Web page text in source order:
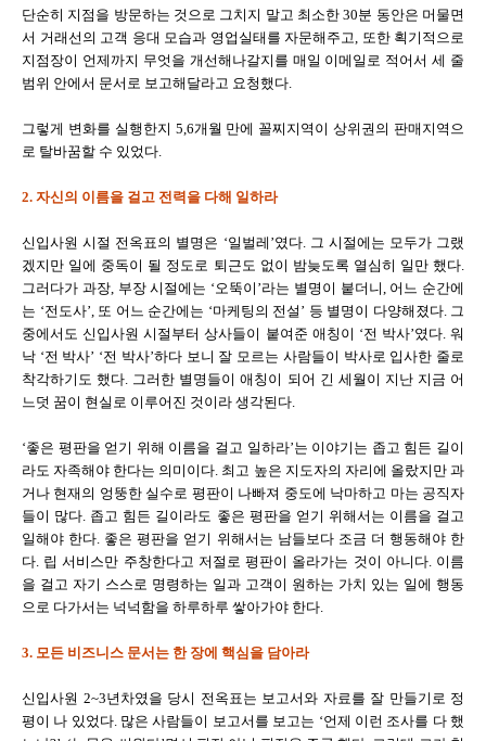
단순히 지점을 방문하는 것으로 그치지 말고 최소한 30분 동안은 머물면
서 거래선의 고객 응대 모습과 영업실태를 자문해주고, 또한 획기적으로
지점장이 언제까지 무엇을 개선해나갈지를 매일 이메일로 적어서 세 줄
범위 안에서 문서로 보고해달라고 요청했다.
그렇게 변화를 실행한지 5,6개월 만에 꼴찌지역이 상위권의 판매지역으
로 탈바꿈할 수 있었다.
2. 자신의 이름을 걸고 전력을 다해 일하라
신입사원 시절 전옥표의 별명은 ‘일벌레’였다. 그 시절에는 모두가 그랬
겠지만 일에 중독이 될 정도로 퇴근도 없이 밤늦도록 열심히 일만 했다.
그러다가 과장, 부장 시절에는 ‘오뚝이’라는 별명이 붙더니, 어느 순간에
는 ‘전도사’, 또 어느 순간에는 ‘마케팅의 전설’ 등 별명이 다양해졌다. 그
중에서도 신입사원 시절부터 상사들이 붙여준 애칭이 ‘전 박사’였다. 워
낙 ‘전 박사’ ‘전 박사’하다 보니 잘 모르는 사람들이 박사로 입사한 줄로
착각하기도 했다. 그러한 별명들이 애칭이 되어 긴 세월이 지난 지금 어
느덧 꿈이 현실로 이루어진 것이라 생각된다.
‘좋은 평판을 얻기 위해 이름을 걸고 일하라’는 이야기는 좁고 힘든 길이
라도 자족해야 한다는 의미이다. 최고 높은 지도자의 자리에 올랐지만 과
거나 현재의 엉뚱한 실수로 평판이 나빠져 중도에 낙마하고 마는 공직자
들이 많다. 좁고 힘든 길이라도 좋은 평판을 얻기 위해서는 이름을 걸고
일해야 한다. 좋은 평판을 얻기 위해서는 남들보다 조금 더 행동해야 한
다. 립 서비스만 주창한다고 저절로 평판이 올라가는 것이 아니다. 이름
을 걸고 자기 스스로 명령하는 일과 고객이 원하는 가치 있는 일에 행동
으로 다가서는 넉넉함을 하루하루 쌓아가야 한다.
3. 모든 비즈니스 문서는 한 장에 핵심을 담아라
신입사원 2~3년차였을 당시 전옥표는 보고서와 자료를 잘 만들기로 정
평이 나 있었다. 많은 사람들이 보고서를 보고는 ‘언제 이런 조사를 다 했